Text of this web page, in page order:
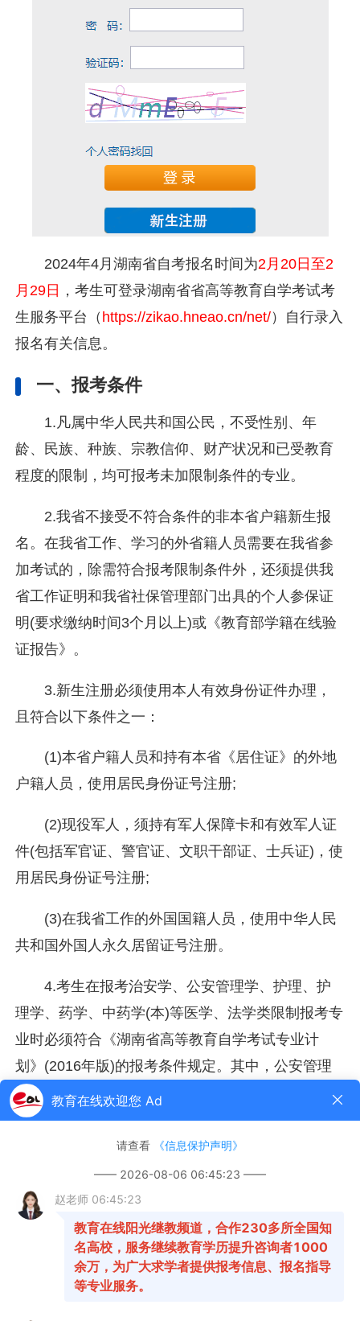
2024年4月湖南省自考报名时间为2月20日至2
月29日 ，考生可登录湖南省省高等教育自学考试考
生服务平台（ https://zikao.hneao.cn/net/）自行录入
报名有关信息。
一、报考条件
1.凡属中华人民共和国公民，不受性别、年
龄、民族、种族、宗教信仰、财产状况和已受教育
程度的限制，均可报考未加限制条件的专业。
2.我省不接受不符合条件的非本省户籍新生报
名。在我省工作、学习的外省籍人员需要在我省参
加考试的，除需符合报考限制条件外，还须提供我
省工作证明和我省社保管理部门出具的个人参保证
明(要求缴纳时间3个月以上)或《教育部学籍在线验
证报告》。
3.新生注册必须使用本人有效身份证件办理，
且符合以下条件之一：
(1)本省户籍人员和持有本省《居住证》的外地
户籍人员，使用居民身份证号注册;
(2)现役军人，须持有军人保障卡和有效军人证
件(包括军官证、警官证、文职干部证、士兵证)，使
用居民身份证号注册;
(3)在我省工作的外国国籍人员，使用中华人民
共和国外国人永久居留证号注册。
4.考生在报考治安学、公安管理学、护理、护
理学、药学、中药学(本)等医学、法学类限制报考专
业时必须符合《湖南省高等教育自学考试专业计
划》(2016年版)的报考条件规定。其中，公安管理
(专升本)专业报考条件原为“只限公安管理、刑事侦
察专业专科毕业生报考，首次报考者须出示所在地
公安部门开具的资格审查证明”调整为“只限在职人民
警察和公安院校公安专业学生报考”。
二、报名报考方式和有关事项
1.所有考生必须由本人在规定的时间登录“湖南
省高等教育自学考试综合管理平台-公共服务门